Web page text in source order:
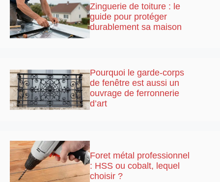
Zinguerie de toiture : le
guide pour protéger
durablement sa maison
Pourquoi le garde-corps
de fenêtre est aussi un
ouvrage de ferronnerie
d’art
Foret métal professionnel
: HSS ou cobalt, lequel
choisir ?